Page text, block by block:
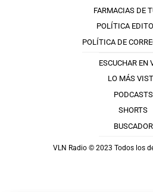
FARMACIAS DE
POLÍTICA
POLÍTICA DE
ESCUCHAR EN
LO MÁS
PODCASTS
SHORTS
BUSCADOR
VLN Radio © 2023 Todos los